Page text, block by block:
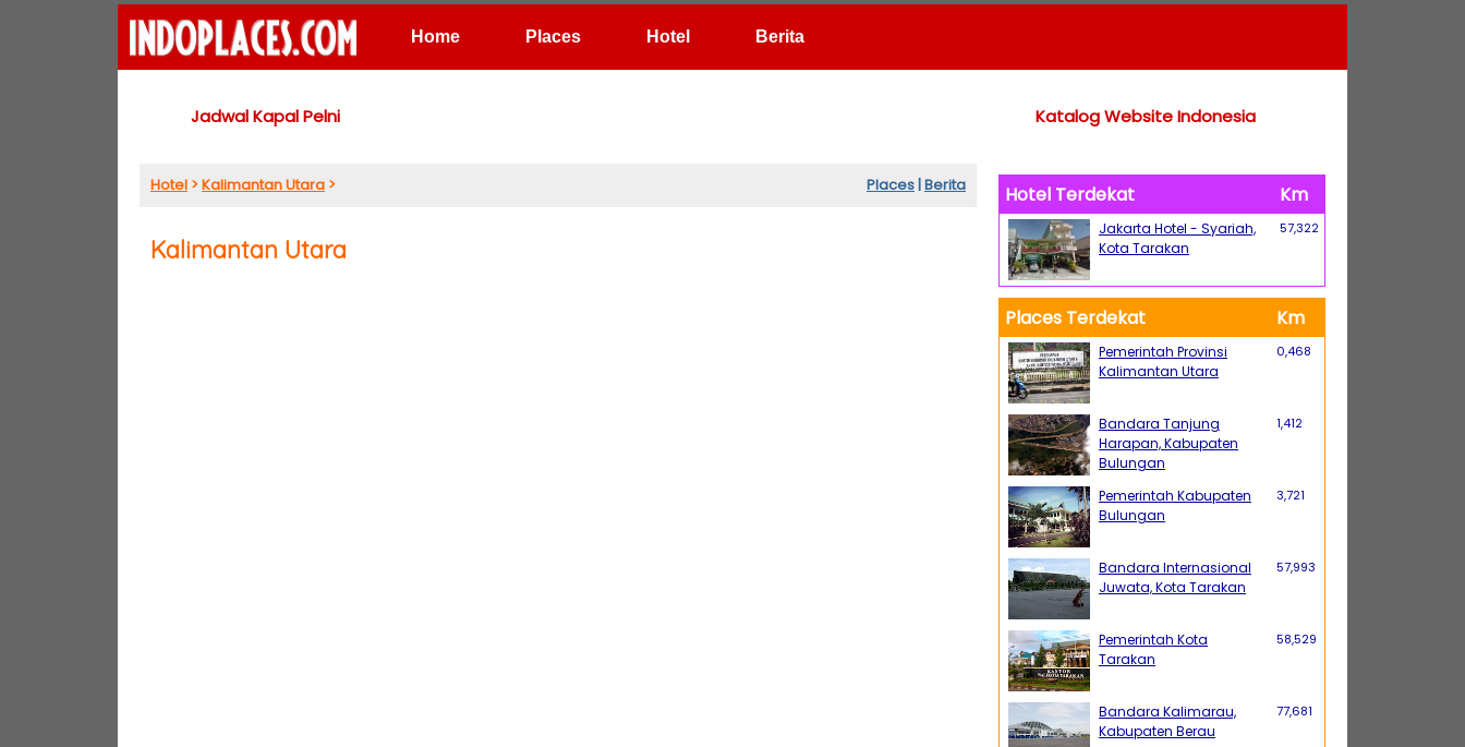
Home Places Hotel Berita
Jadwal Kapal Pelni Katalog Website Indonesia
Hotel >Kalimantan Utara > Places|Berita
Kalimantan Utara
Hotel Terdekat Km
Jakarta Hotel - Syariah,
Kota Tarakan
57,322
Places Terdekat Km
Pemerintah Provinsi
Kalimantan Utara
0,468
Bandara Tanjung
Harapan, Kabupaten
Bulungan
1,412
Pemerintah Kabupaten
Bulungan
3,721
Bandara Internasional
Juwata, Kota Tarakan
57,993
Pemerintah Kota
Tarakan
58,529
Bandara Kalimarau,
Kabupaten Berau
77,681